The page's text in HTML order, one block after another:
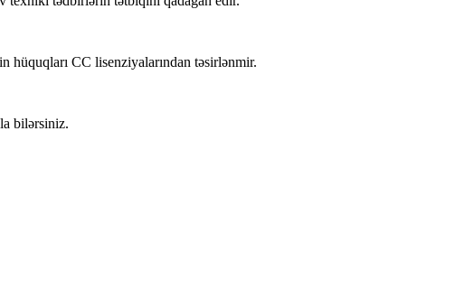
CC lisenziyalarından təsirlənmir.
bilərsiniz.